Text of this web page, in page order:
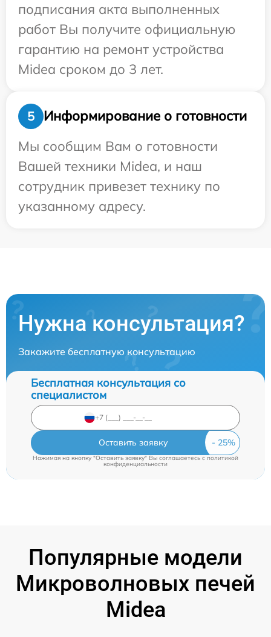
подписания акта выполненных
работ Вы получите официальную
гарантию на ремонт устройства
Midea сроком до 3 лет.
5
Информирование о готовности
Мы сообщим Вам о готовности
Вашей техники Midea, и наш
сотрудник привезет технику по
указанному адресу.
Нужна консультация?
Закажите бесплатную консультацию
Бесплатная консультация со
специалистом
Оставить заявку
Нажимая на кнопку "Оставить заявку" Вы соглашаетесь cполитикой
конфиденциальности
Популярные модели
Микроволновых печей
Midea